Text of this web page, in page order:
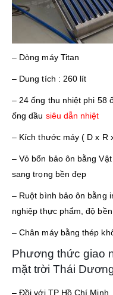
– Dòng máy Titan
– Dung tích : 260 lít
– 24 ống thu nhiệt phi 58
ống dầu siêu dẫn nhiệt
– Kích thước máy ( D x R
– Vỏ bổn bảo ôn bằng
sang trọng bền đẹp
– Ruột bình bảo ôn bằng
nghiệp thực phẩm, độ
– Chân máy bằng thép
Phương thức giao
mặt trời Thái
–Đồi với TP Hồ Chí Minh